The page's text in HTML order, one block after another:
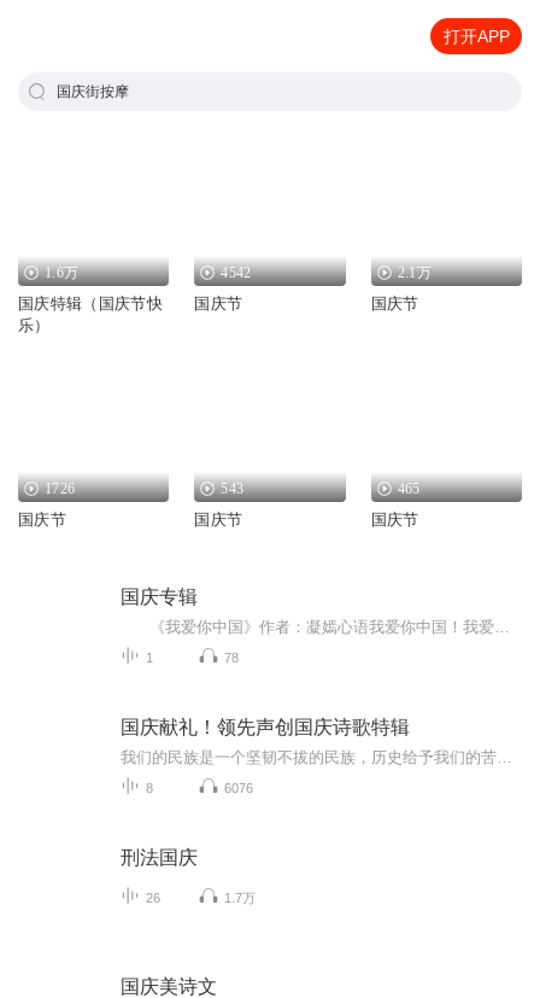
打开APP
国庆街按摩
1.6万
国庆特辑（国庆节快
乐）
4542
国庆节
2.1万
国庆节
1726
国庆节
543
国庆节
465
国庆节
国庆专辑
1 78
国庆献礼！领先声创国庆诗歌特辑
8 6076
刑法国庆
26 1.7万
国庆美诗文